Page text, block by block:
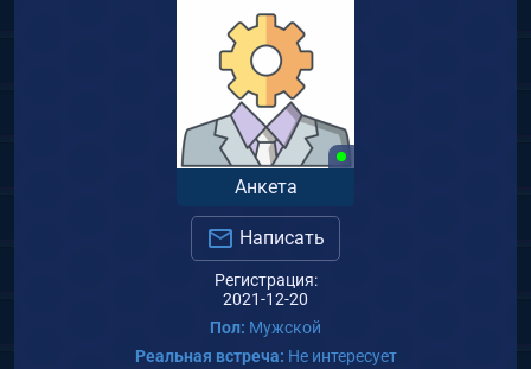
Анкета
Написать
Регистрация:
2021-12-20
Пол: Мужской
Реальная встреча: Не интересует